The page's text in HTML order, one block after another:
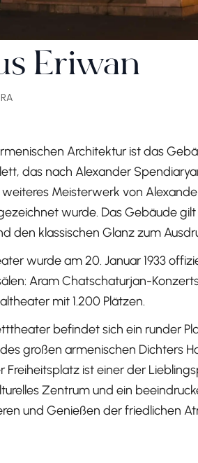
Eriwan
Architektur ist das
das nach Alexander
Meisterwerk von
wurde. Das Gebäude
den klassischen Glanz zum
wurde am 20. Januar 1933
Aram Chatschaturjan-
mit 1.200 Plätzen.
befindet sich ein runder
großen armenischen Dichters
Freiheitsplatz ist einer der
Zentrum und ein
und Genießen der friedlichen